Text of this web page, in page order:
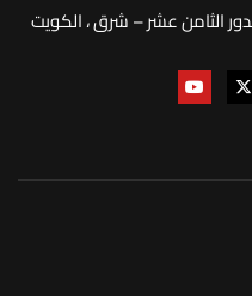
الثامن عشر – شرق ، الكويت